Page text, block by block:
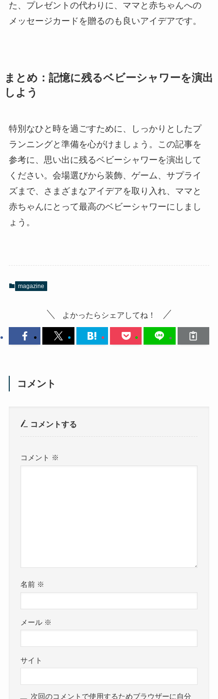
た、プレゼントの代わりに、ママと赤ちゃんへの
メッセージカードを贈るのも良いアイデアです。
まとめ：記憶に残るベビーシャワーを演出
しよう
特別なひと時を過ごすために、しっかりとしたプ
ランニングと準備を心がけましょう。この記事を
参考に、思い出に残るベビーシャワーを演出して
ください。会場選びから装飾、ゲーム、サプライ
ズまで、さまざまなアイデアを取り入れ、ママと
赤ちゃんにとって最高のベビーシャワーにしまし
ょう。
magazine
よかったらシェアしてね！
コメント
コメントする
コメント ※
名前 ※
メール ※
サイト
次回のコメントで使用するためブラウザーに自分